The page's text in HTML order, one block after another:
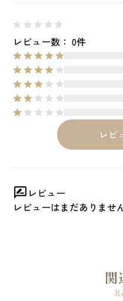
レビュー数： 0件
レビ
レビュー
レビューはまだありませ
関